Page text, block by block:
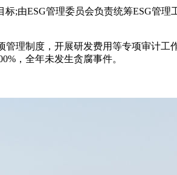
;由ESG管理委员会负责统筹ESG管理
理制度，开展研发费用等专项审计工
，全年未发生贪腐事件。